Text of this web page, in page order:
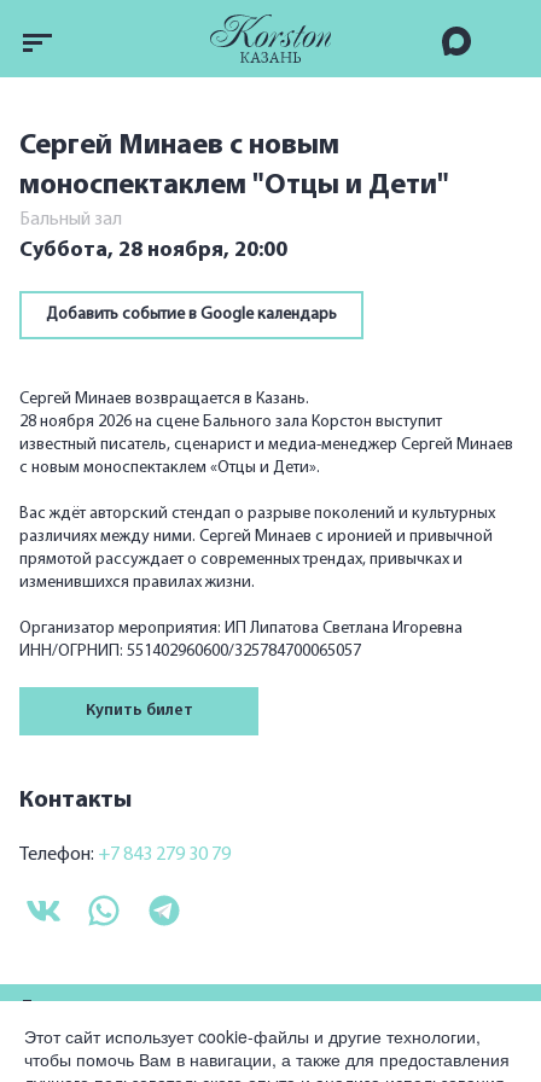
Сергей Минаев с новым
моноспектаклем "Отцы и Дети"
Бальный зал
Суббота, 28 ноября, 20:00
Добавить событие в Google календарь
Сергей Минаев возвращается в Казань.
28 ноября 2026 на сцене Бального зала Корстон выступит
известный писатель, сценарист и медиа-менеджер Сергей Минаев
с новым моноспектаклем «Отцы и Дети».
Вас ждёт авторский стендап о разрыве поколений и культурных
различиях между ними. Сергей Минаев с иронией и привычной
прямотой рассуждает о современных трендах, привычках и
изменившихся правилах жизни.
Организатор мероприятия: ИП Липатова Светлана Игоревна
ИНН/ОГРНИП: 551402960600/325784700065057
Купить билет
Контакты
Телефон: +7 843 279 30 79
Компания
Этот сайт использует cookie-файлы и другие технологии,
чтобы помочь Вам в навигации, а также для предоставления